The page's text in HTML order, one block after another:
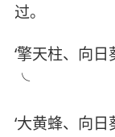
过。
‘擎天柱、向
╰
‘大黄蜂、向